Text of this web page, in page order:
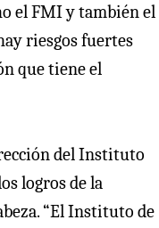
el FMI y también el
riesgos fuertes
que tiene el
del Instituto
logros de la
“El Instituto de